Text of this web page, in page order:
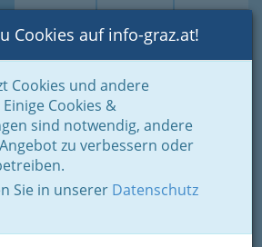
Suche Login Toggle
Cookies auf info-graz.at!
Cookies und andere
Cookies &
sind notwendig, andere
zu verbessern oder
Sie in unserer Datenschutz
Sport & Freizeit
Medien in
Umgebung /